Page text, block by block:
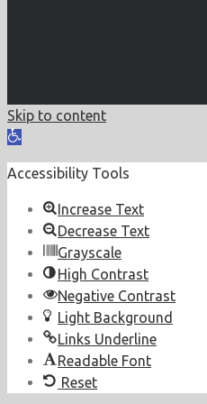
Skip to content
Open
Accessibility Tools
Increase Text
Decrease Text
Grayscale
High Contrast
Negative Contrast
Light Background
Links Underline
Readable Font
Reset